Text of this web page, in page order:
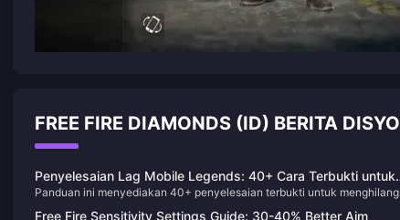
FREE FIRE DIAMONDS (ID) BERITA
Penyelesaian Lag Mobile Legends: 40+ Cara Terbukti untuk
Mendapatkan Bawah 50ms
Panduan ini menyediakan 40+ penyelesaian terbukti untuk
Free Fire Sensitivity Settings Guide: 30-40% Better Aim